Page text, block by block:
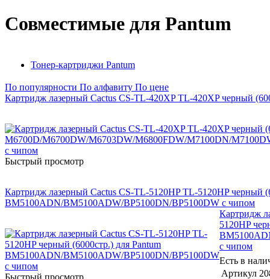
Совместимые для Pantum
Тонер-картриджи Pantum
По популярности По алфавиту По цене
Картридж лазерный Cactus CS-TL-420XP TL-420XP черный
Быстрый просмотр
Картридж лазерный Cactus CS-TL-5120HP TL-5120HP черный
BM5100ADN/BM5100ADW/BP5100DN/BP5100DW с чипом
Быстрый просмотр
Картридж
5120HP
с чипом
Есть в
Артикул